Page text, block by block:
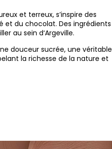
et terreux, s’inspire des
et du chocolat. Des ingrédients
au sein d‘Argeville.
douceur sucrée, une véritable
la richesse de la nature et